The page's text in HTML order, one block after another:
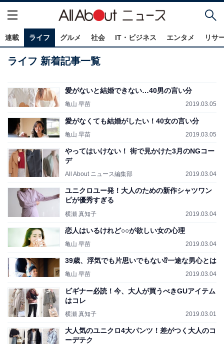
連載 ライフ グルメ 社会 IT・ビジネス エンタメ リサ
ライフ 新着記事一覧
愛がないと結婚できない…40男の言い分
亀山 早苗 2019.03.05
愛がなくても結婚がしたい！40女の言い分
亀山 早苗 2019.03.05
やってはいけない！ 街で見かけた3月のNGコー
デ
All About ニュース編集部 2019.03.04
ユニクロユー発！大人のための新作シャツワン
ピが優秀すぎる
横瀬 真知子 2019.03.04
恋人はいるけれど○○が欲しい女の心理
亀山 早苗 2019.03.04
39歳、浮気でも片思いでもない⁉一途な男心とは
亀山 早苗 2019.03.04
ビギナー必読！今、大人が買うべきGUアイテム
はコレ
横瀬 真知子 2019.03.01
大人気のユニクロ4大パンツ！差がつく大人のコ
ーデテク